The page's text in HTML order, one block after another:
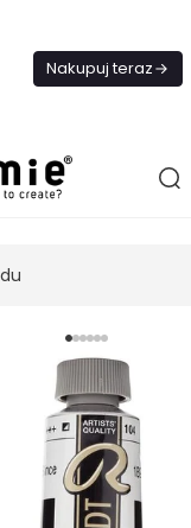
Nakupuj teraz